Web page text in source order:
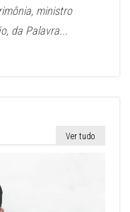
ministro
da Palavra...
Ver tudo